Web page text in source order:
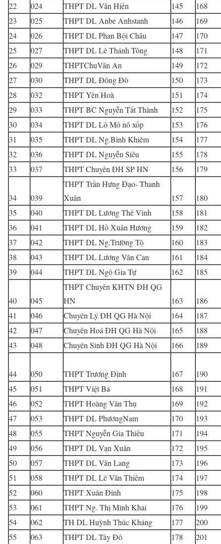
22
024 THPT DL Văn Hiến 145
168
23
025 THPT DL Anbe Anhstanh 146
169
24
026 THPT DL Phan Bội Châu 147
170
25
027 THPT DL Lê Thánh Tông 148
171
26
029 THPTChuVăn An 149
172
27
030 THPT DL Đông Đô 150
173
28
032 THPT Yên Hoà 151
174
29
033 THPT BC Nguyễn Tất Thành 152
175
30
034 THPT DL Lô Mô nô xốp 153
176
31
035 THPT DL Ng.Bỉnh Khiêm 154
177
32
036 THPT DL Nguyễn Siêu 155
178
33
037 THPT Chuyên ĐH SP HN 156 179
34 039
THPT Trần Hưng Đạo- Thanh
Xuân
157
180
35
040 THPT DL Lương Thế Vinh 158
181
36
041 THPT DL Hồ Xuân Hương 159
182
37
042 THPT DL Ng.Trường Tộ 160
183
38
043 THPT DL Lương Văn Can 161
184
39
044 THPT DL Ngô Gia Tự 162 185
40 045
THPT Chuyên KHTN ĐH QG
HN
163
186
41
046 Chuyên Lý ĐH QG Hà Nội 164
187
42
047 Chuyên Hoá ĐH QG Hà Nội 165
188
43
048 Chuyên Sinh ĐH QG Hà Nội 166 189
44 050 THPT Trương Định 167
190
45
051 THPT Việt Ba 168
191
46
052 THPT Hoàng Văn Thụ 169
192
47
053 THPT DL PhươngNam 170
193
48
055 THPT Nguyễn Gia Thiều 171
194
49
056 THPT DL Vạn Xuân 172
195
50
057 THPT DL Văn Lang 173
196
51
058 THPT DL Lê Văn Thiêm 174
197
52
060 THPT Xuân Đỉnh 175
198
53
061 THPT Ng. Thị Minh Khai 176
199
54
062 TH DL Huỳnh Thúc Kháng 177
200
55
063 THPT DL Tây Đô 178 201